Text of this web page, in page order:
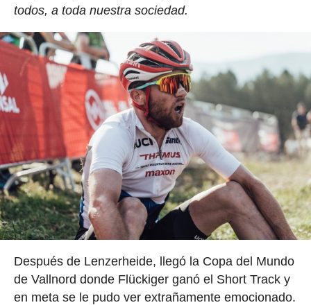
todos, a toda nuestra sociedad.
Después de Lenzerheide, llegó la Copa del Mundo
de Vallnord donde Flückiger ganó el Short Track y
en meta se le pudo ver extrañamente emocionado.